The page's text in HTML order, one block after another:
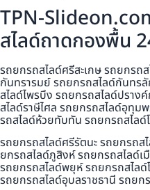
TPN-
สไลด์ถาดกองพื้น
รถยกรถสไลด์ศรีสะเกษ รถยกร
กันทรารมย์ รถยกรถสไลด์กันทร
สไลด์ไพรบึง รถยกรถสไลด์ปรา
สไลด์ราษีไศล รถยกรถสไลด์อุทุ
รถสไลด์ห้วยทับทัน รถยกรถสไล
รถยกรถสไลด์ศรีรัตนะ รถยกรถส
ยกรถสไลด์ภูสิงห์ รถยกรถสไลด์
รถยกรถสไลด์พยุห์ รถยกรถสไล
รถยกรถสไลด์อุบลราชธานี รถยก